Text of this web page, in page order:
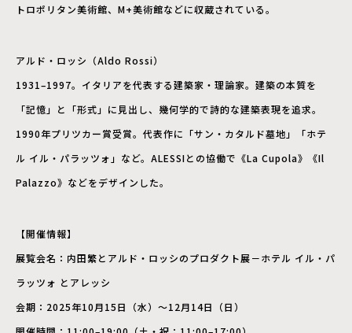
トロポリタン美術館、M+美術館などに収蔵されている。
アルド・ロッシ（Aldo Rossi）
1931–1997。イタリアを代表する建築家・理論家。建築の本質を
「記憶」と「形式」に見出し、幾何学的で詩的な建築表現を追求。
1990年プリツカー賞受賞。代表作に「サン・カタルド墓地」「ホテ
ル イル・パラッツォ」など。ALESSIとの協働で《La Cupola》《Il
Palazzo》などをデザインした。
【開催情報】
展覧会名：内田繁とアルド・ロッシのプロダクト展－ホテル イル・パ
ラッツォ とアレッシ
会期：2025年10月15日（水）～12月14日（日）